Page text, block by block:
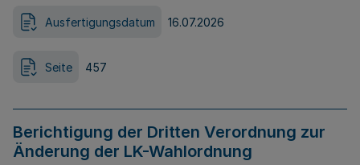
Ausfertigungsdatum 16.07.2026
Seite 457
Berichtigung der Dritten Verordnung zur
Änderung der LK-Wahlordnung